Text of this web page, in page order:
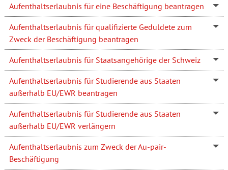
Aufenthaltserlaubnis für eine Beschäftigung beantragen
Aufenthaltserlaubnis für qualifizierte Geduldete zum
Zweck der Beschäftigung beantragen
Aufenthaltserlaubnis für Staatsangehörige der Schweiz
Aufenthaltserlaubnis für Studierende aus Staaten
außerhalb EU/EWR beantragen
Aufenthaltserlaubnis für Studierende aus Staaten
außerhalb EU/EWR verlängern
Aufenthaltserlaubnis zum Zweck der Au-pair-
Beschäftigung